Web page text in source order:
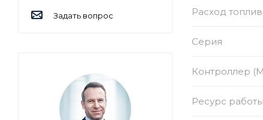
Расход
Серия
Контроллер
Ресурс
Задать вопрос